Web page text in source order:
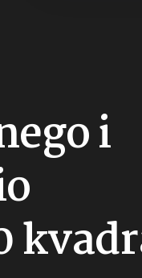
i